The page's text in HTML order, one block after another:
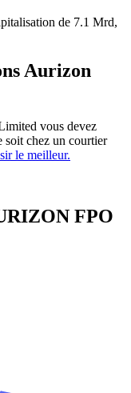
de 7.1 Mrd,
Aurizon
vous devez
soit chez un courtier
le meilleur.
FPO